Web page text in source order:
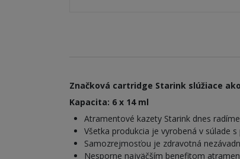
Značková cartridge Starink slúžiace
Kapacita: 6 x 14 ml
Atramentové kazety Starink dnes
Všetka produkcia je vyrobená v súlade
Samozrejmosťou je zdravotná
Nesporne najväčším benefitom